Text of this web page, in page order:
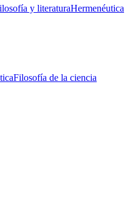
y literaturaHermenéutica
Filosofía de la ciencia